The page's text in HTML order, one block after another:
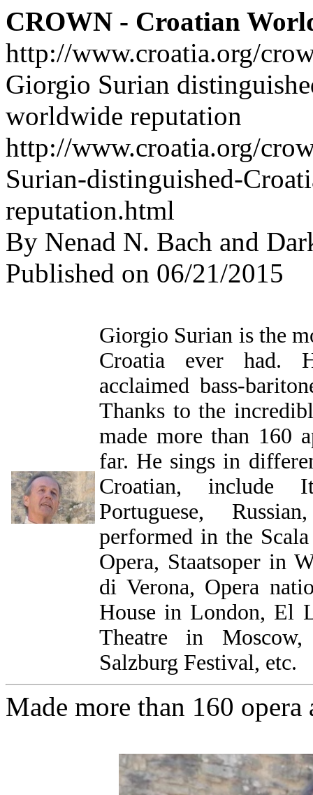
CROWN - Croatian
http://www.croatia.org/
Giorgio Surian
worldwide reputation
http://www.croatia.org/
Surian-distinguished-
reputation.html
By Nenad N. Bach and
Published on 06/21/2015
Giorgio Surian is the
Croatia ever had.
acclaimed bass-
Thanks to the
made more than 160
far. He sings in
Croatian, include
Portuguese,
performed in the
Opera, Staatsoper in
di Verona, Opera
House in London, El
Theatre in
Salzburg Festival, etc.
Made more than 160 opera